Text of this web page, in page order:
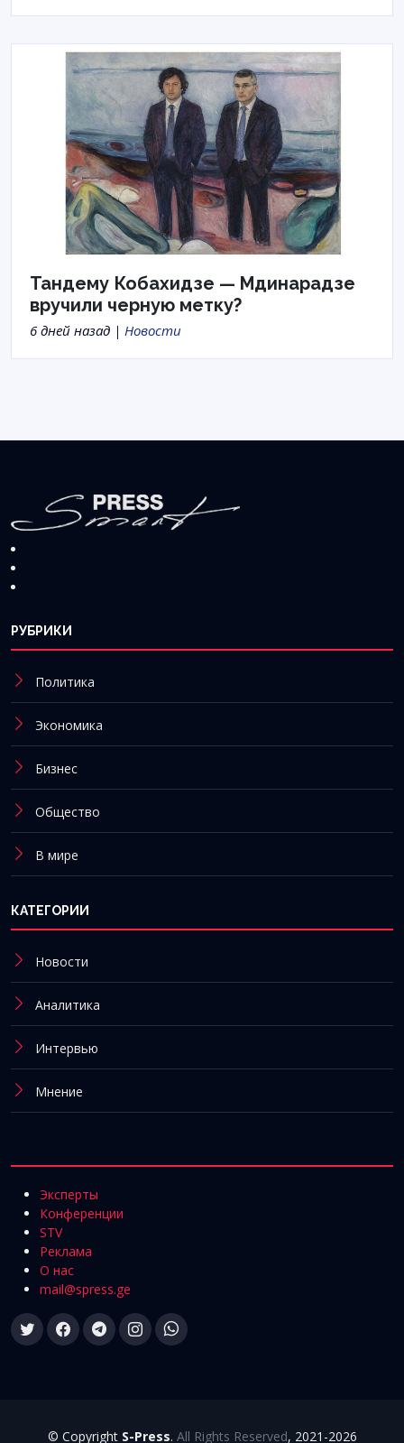
Тандему Кобахидзе — Мдинарадзе
вручили черную метку?
6 дней назад | Новости
РУБРИКИ
Политика
Экономика
Бизнес
Общество
В мире
КАТЕГОРИИ
Новости
Аналитика
Интервью
Мнение
Эксперты
Конференции
STV
Реклама
О нас
mail@spress.ge
© Copyright S-Press. All Rights Reserved, 2021-2026